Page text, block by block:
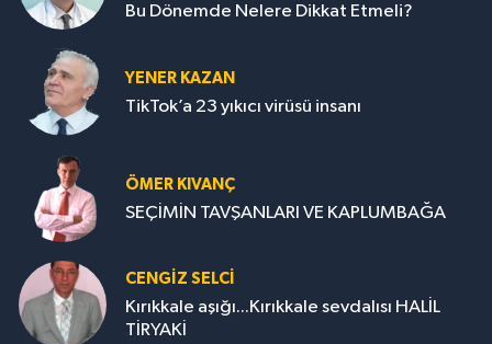
Bu Dönemde Nelere Dikkat Etmeli?
YENER KAZAN
TikTok’a 23 yıkıcı virüsü insanı
ÖMER KIVANÇ
SEÇİMİN TAVŞANLARI VE KAPLUMBAĞA
CENGİZ SELCİ
Kırıkkale aşığı...Kırıkkale sevdalısı HALİL
TİRYAKİ